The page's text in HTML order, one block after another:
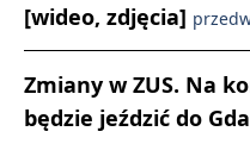
[wideo, zdjęcia]
Zmiany w ZUS. Na
będzie jeździć do